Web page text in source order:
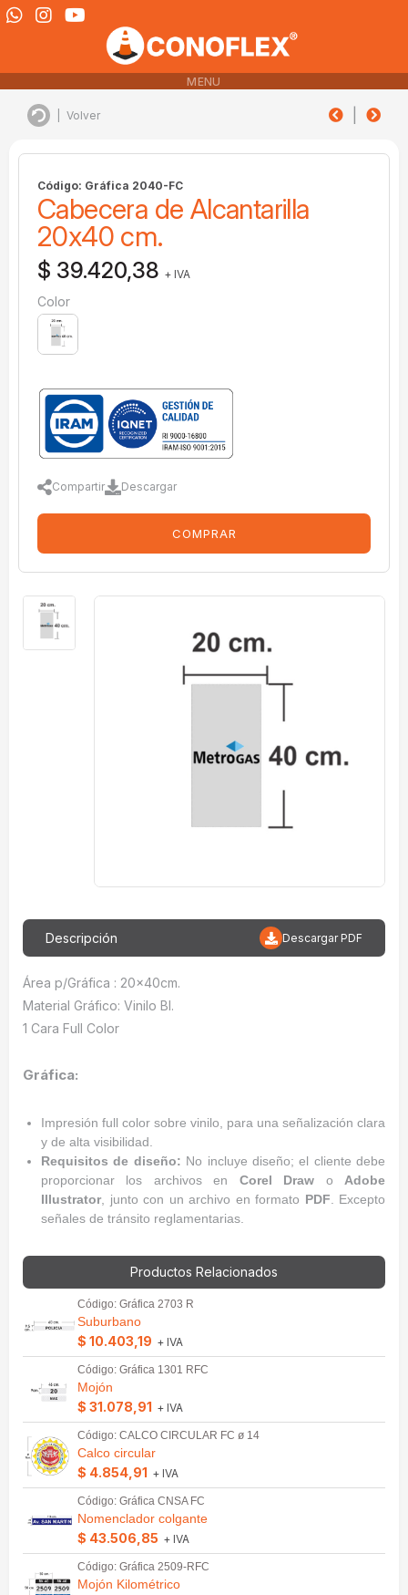
MENU
Volver
Código: Gráfica 2040-FC
Cabecera de Alcantarilla
20x40 cm.
$ 39.420,38 + IVA
Color
Compartir Descargar
COMPRAR
imagenes
Descripción Descargar PDF
Área p/Gráfica : 20x40cm.
Material Gráfico: Vinilo Bl.
1 Cara Full Color
Gráfica:
Impresión full color sobre vinilo, para una señalización clara
y de alta visibilidad.
Requisitos de diseño: No incluye diseño; el cliente debe
proporcionar los archivos en Corel Draw o Adobe
Illustrator , junto con un archivo en formato PDF . Excepto
señales de tránsito reglamentarias.
Productos Relacionados
Código: Gráfica 2703 R
Suburbano
$ 10.403,19 + IVA
Código: Gráfica 1301 RFC
Mojón
$ 31.078,91 + IVA
Código: CALCO CIRCULAR FC ø 14
Calco circular
$ 4.854,91 + IVA
Código: Gráfica CNSA FC
Nomenclador colgante
$ 43.506,85 + IVA
Código: Gráfica 2509-RFC
Mojón Kilométrico